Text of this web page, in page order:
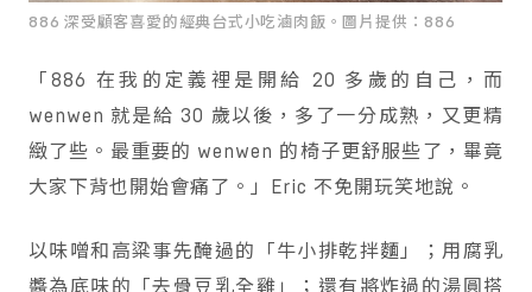
886 深受顧客喜愛的經典台式小吃滷肉飯。圖片提供：886
「886 在我的定義裡是開給 20 多歲的自己，而
wenwen 就是給 30 歲以後，多了一分成熟，又更精
緻了些。最重要的 wenwen 的椅子更舒服些了，畢竟
大家下背也開始會痛了。」Eric 不免開玩笑地說。
以味噌和高粱事先醃過的「牛小排乾拌麵」；用腐乳
醬為底味的「去骨豆乳全雞」；還有將炸過的湯圓搭